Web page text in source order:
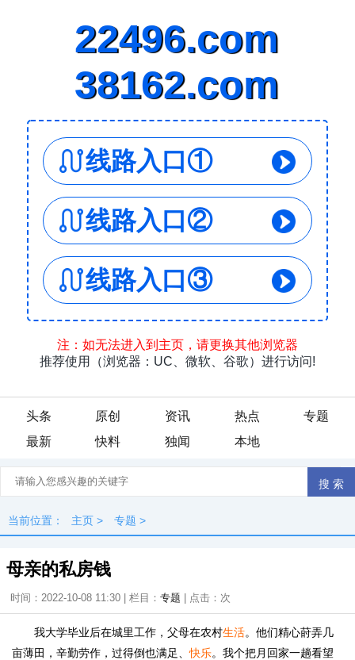
头条 原创 资讯 热点
专题
最新
快料 独闻 本地
当前位置： 主页 > 专题 >
母亲的私房钱
时间：2022-10-08 11:30 | 栏目： 专题 | 点击： 次
我大学毕业后在城里工作，父母在农村生活。他们精心莳弄几
亩薄田，辛勤劳作，过得倒也满足、快乐。我个把月回家一趟看望